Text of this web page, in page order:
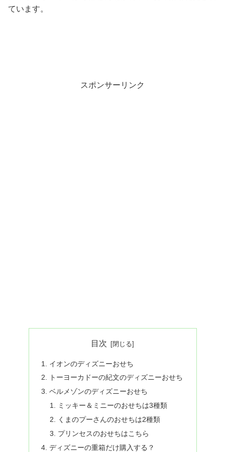
ています。
スポンサーリンク
目次
イオンのディズニーおせち
トーヨーカドーの紀文のディズニーおせち
ベルメゾンのディズニーおせち
ミッキー＆ミニーのおせちは3種類
くまのプーさんのおせちは2種類
プリンセスのおせちはこちら
ディズニーの重箱だけ購入する？